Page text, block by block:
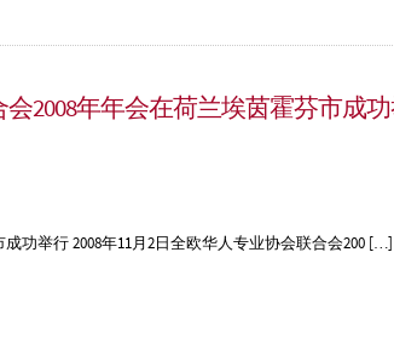
2008年年会在荷兰埃茵霍芬市成
功举行 2008年11月2日全欧华人专业协会联合会200 […]